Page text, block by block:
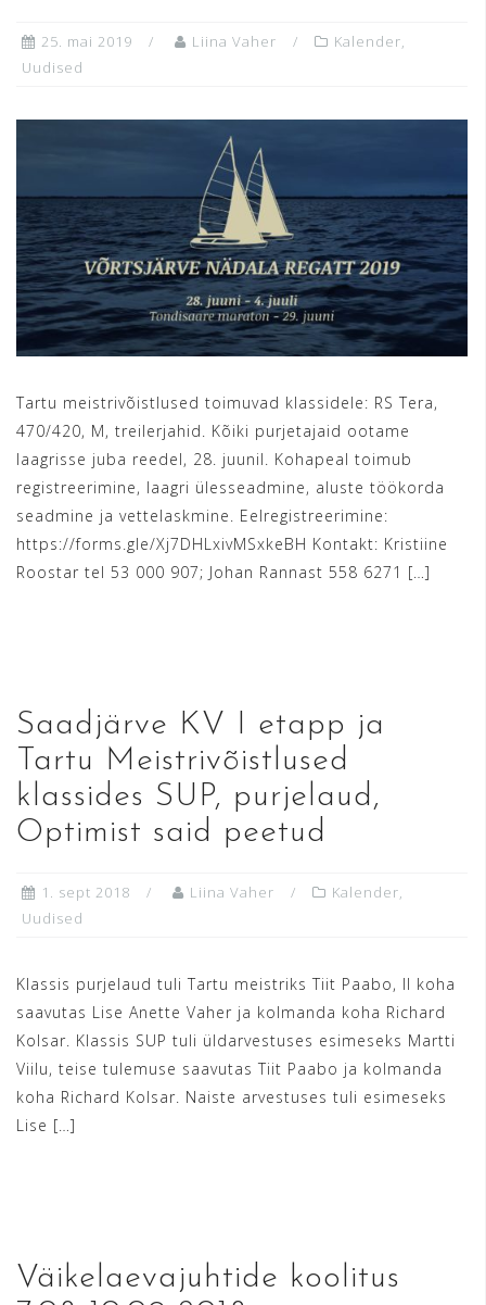
25. mai 2019 Liina Vaher Kalender,
Uudised
Tartu meistrivõistlused toimuvad klassidele: RS Tera,
470/420, M, treilerjahid. Kõiki purjetajaid ootame
laagrisse juba reedel, 28. juunil. Kohapeal toimub
registreerimine, laagri ülesseadmine, aluste töökorda
seadmine ja vettelaskmine. Eelregistreerimine:
https://forms.gle/Xj7DHLxivMSxkeBH Kontakt: Kristiine
Roostar tel 53 000 907; Johan Rannast 558 6271 […]
Saadjärve KV I etapp ja
Tartu Meistrivõistlused
klassides SUP, purjelaud,
Optimist said peetud
1. sept 2018 Liina Vaher Kalender
Uudised
Klassis purjelaud tuli Tartu meistriks Tiit Paabo, II koha
saavutas Lise Anette Vaher ja kolmanda koha Richard
Kolsar. Klassis SUP tuli üldarvestuses esimeseks Martti
Viilu, teise tulemuse saavutas Tiit Paabo ja kolmanda
koha Richard Kolsar. Naiste arvestuses tuli esimeseks
Lise […]
Väikelaevajuhtide koolitus